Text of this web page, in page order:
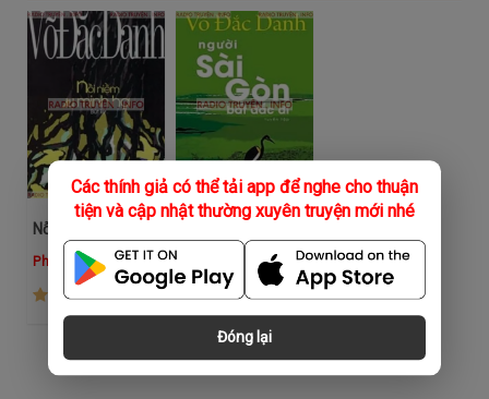
Các thính giả có thể tải app để nghe cho thuận
tiện và cập nhật thường xuyên truyện mới nhé
Đóng lại
Phương Thúy